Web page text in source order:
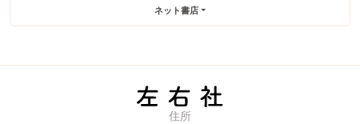
ネット書店
住所